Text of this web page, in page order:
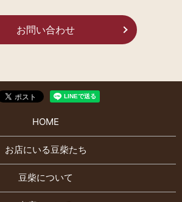
お問い合わせ
HOME
お店にいる豆柴たち
豆柴について